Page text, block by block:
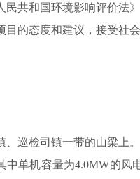
共和国环境影响评价法
的态度和建议，接受社会
巡检司镇一带的山梁上。
单机容量为4.0MW的风